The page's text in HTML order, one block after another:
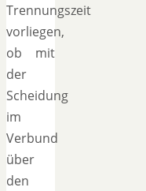
Trennungszeit
vorliegen,
ob mit
der
Scheidung
im
Verbund
über
den